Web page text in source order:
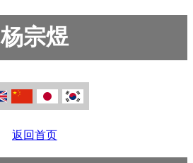
杨宗煜
返回首页